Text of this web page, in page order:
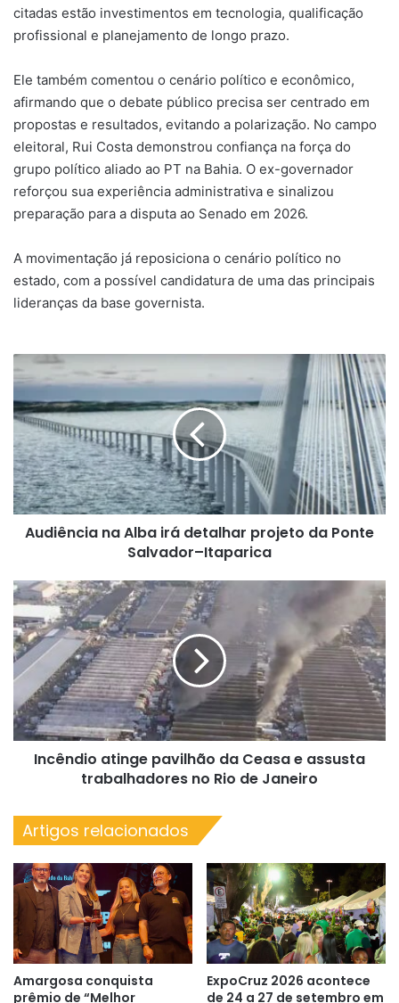
citadas estão investimentos em tecnologia, qualificação
profissional e planejamento de longo prazo.
Ele também comentou o cenário político e econômico,
afirmando que o debate público precisa ser centrado em
propostas e resultados, evitando a polarização. No campo
eleitoral, Rui Costa demonstrou confiança na força do
grupo político aliado ao PT na Bahia. O ex-governador
reforçou sua experiência administrativa e sinalizou
preparação para a disputa ao Senado em 2026.
A movimentação já reposiciona o cenário político no
estado, com a possível candidatura de uma das principais
lideranças da base governista.
Audiência
na
Alba
irá
detalhar
projeto
da
Ponte
Salvador–
Itaparica
Audiência na Alba irá detalhar projeto da Ponte
Salvador–Itaparica
Incêndio
atinge
pavilhão
da
Ceasa
e
assusta
trabalhadores
no
Incêndio atinge pavilhão da Ceasa e assusta
trabalhadores no Rio de Janeiro
Artigos relacionados
Amargosa conquista
prêmio de “Melhor
ExpoCruz 2026 acontece
de 24 a 27 de setembro em